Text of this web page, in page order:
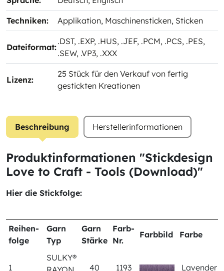
Techniken: Applikation, Maschinensticken, Sticken
Dateiformat:
.DST, .EXP, .HUS, .JEF, .PCM, .PCS, .PES,
.SEW, .VP3, .XXX
Lizenz:
25 Stück für den Verkauf von fertig
gestickten Kreationen
Beschreibung Herstellerinformationen
Produktinformationen "Stickdesign
Love to Craft - Tools (Download)"
Hier die Stickfolge:
Reihen-
folge
Garn
Typ
Garn
Stärke
Farb-
Nr.
Farbbild Farbe
1
SULKY®
40 1193 Lavender